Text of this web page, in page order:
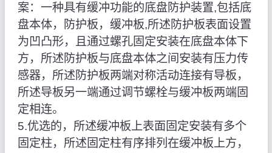
案：一种具有缓冲功能的底盘防护装置,包括底
盘本体，防护板，缓冲板,所述防护板表面设置
为凹凸形，且通过螺孔固定安装在底盘本体下
方，所述防护板与底盘本体之间安装有压力传
感器，所述防护板两端对称活动连接有导板，
所述导板另一端通过调节螺栓与缓冲板两端固
定相连。
5.优选的，所述缓冲板上表面固定安装有多个
固定柱，所述固定柱有序排列在缓冲板上方，